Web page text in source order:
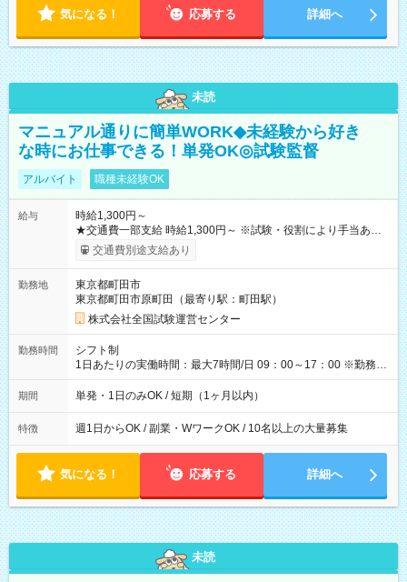
気になる！ 応募する 詳細へ
未読
マニュアル通りに簡単WORK◆未経験から好き
な時にお仕事できる！単発OK◎試験監督
アルバイト 職種未経験OK
給与
時給1,300円～
★交通費一部支給 時給1,300円～ ※試験・役割により手当あり
※勤務回数により昇給あり 【即給（前払い）オプションあ
り！】 希望される場合、勤務から1週間ほどで給与の一部を受け
例】 ・河合塾模擬試験 8:30～17:30（休憩1時間） 時給1,300円
×8時間＝日収10,400円＋交通費 ※当日の役割により時給＋100
円の場合あり ・国家試験 7:00～13:30（休憩なし） 時給1,300
円（役割手当＋100円）×6時間＝日収8,400円＋交通費 【試用期
間】試用期間なし
交通費別途支給あり
勤務地
東京都町田市
東京都町田市原町田（最寄り駅：町田駅）
株式会社全国試験運営センター
勤務時間
シフト制
1日あたりの実働時間：最大7時間/日 09：00～17：00 ※勤務時
間は 試験により異なります。
期間 単発・1日のみOK / 短期（1ヶ月以内）
特徴 週1日からOK / 副業・WワークOK / 10名以上の大量募集
気になる！ 応募する 詳細へ
未読